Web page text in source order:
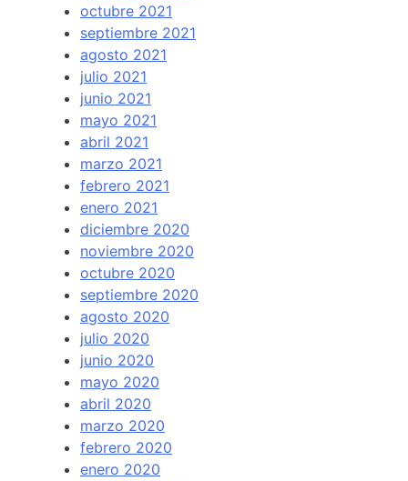
octubre 2021
septiembre 2021
agosto 2021
julio 2021
junio 2021
mayo 2021
abril 2021
marzo 2021
febrero 2021
enero 2021
diciembre 2020
noviembre 2020
octubre 2020
septiembre 2020
agosto 2020
julio 2020
junio 2020
mayo 2020
abril 2020
marzo 2020
febrero 2020
enero 2020